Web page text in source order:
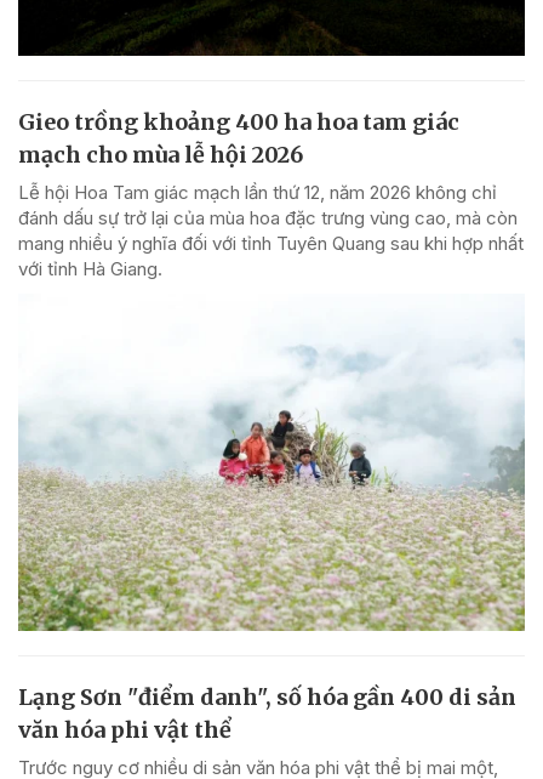
Gieo trồng khoảng 400 ha hoa tam giác
mạch cho mùa lễ hội 2026
Lễ hội Hoa Tam giác mạch lần thứ 12, năm 2026 không chỉ
đánh dấu sự trở lại của mùa hoa đặc trưng vùng cao, mà còn
mang nhiều ý nghĩa đối với tỉnh Tuyên Quang sau khi hợp nhất
với tỉnh Hà Giang.
Lạng Sơn "điểm danh", số hóa gần 400 di sản
văn hóa phi vật thể
Trước nguy cơ nhiều di sản văn hóa phi vật thể bị mai một,